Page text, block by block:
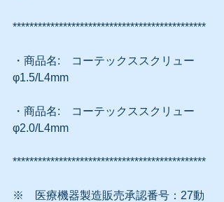
**********************************************
・商品名:　コーテックススクリュー
φ1.5/L4mm
・商品名:　コーテックススクリュー
φ2.0/L4mm
**********************************************
※　医療機器製造販売承認番号：27動